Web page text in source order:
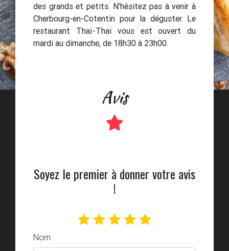
des grands et petits. N’hésitez pas à venir à
Cherbourg-en-Cotentin pour la déguster. Le
restaurant Thaï-Thaï vous est ouvert du
mardi au dimanche, de 18h30 à 23h00.
Avis
Soyez le premier à donner votre avis
!
Nom